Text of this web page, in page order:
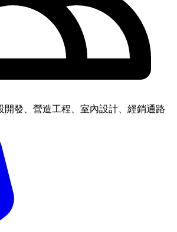
開發、營造工程、室內設計、經銷通路